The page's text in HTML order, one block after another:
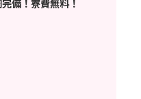
備！寮費無料！